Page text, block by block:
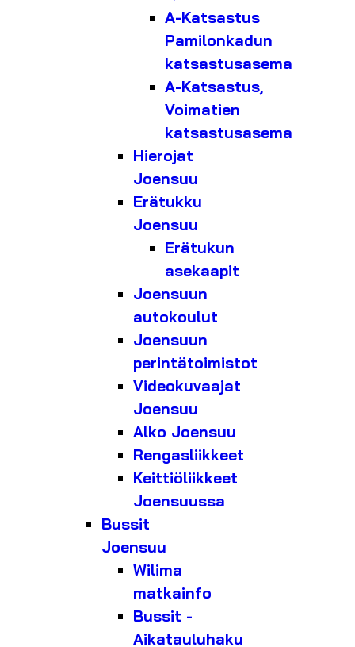
A-Katsastus
Pamilonkadun
katsastusasema
A-Katsastus,
Voimatien
katsastusasema
Hierojat
Joensuu
Erätukku
Joensuu
Erätukun
asekaapit
Joensuun
autokoulut
Joensuun
perintätoimistot
Videokuvaajat
Joensuu
Alko Joensuu
Rengasliikkeet
Keittiöliikkeet
Joensuussa
Bussit
Joensuu
Wilima
matkainfo
Bussit -
Aikatauluhaku